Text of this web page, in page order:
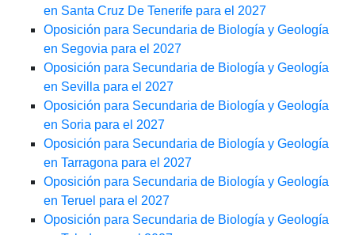
en Santa Cruz De Tenerife para el 2027
Oposición para Secundaria de Biología y Geología
en Segovia para el 2027
Oposición para Secundaria de Biología y Geología
en Sevilla para el 2027
Oposición para Secundaria de Biología y Geología
en Soria para el 2027
Oposición para Secundaria de Biología y Geología
en Tarragona para el 2027
Oposición para Secundaria de Biología y Geología
en Teruel para el 2027
Oposición para Secundaria de Biología y Geología